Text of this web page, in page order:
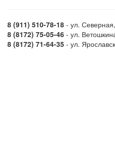
8 (911) 510-78-18 - ул.
8 (8172) 75-05-46 - ул.
8 (8172) 71-64-35 - ул.